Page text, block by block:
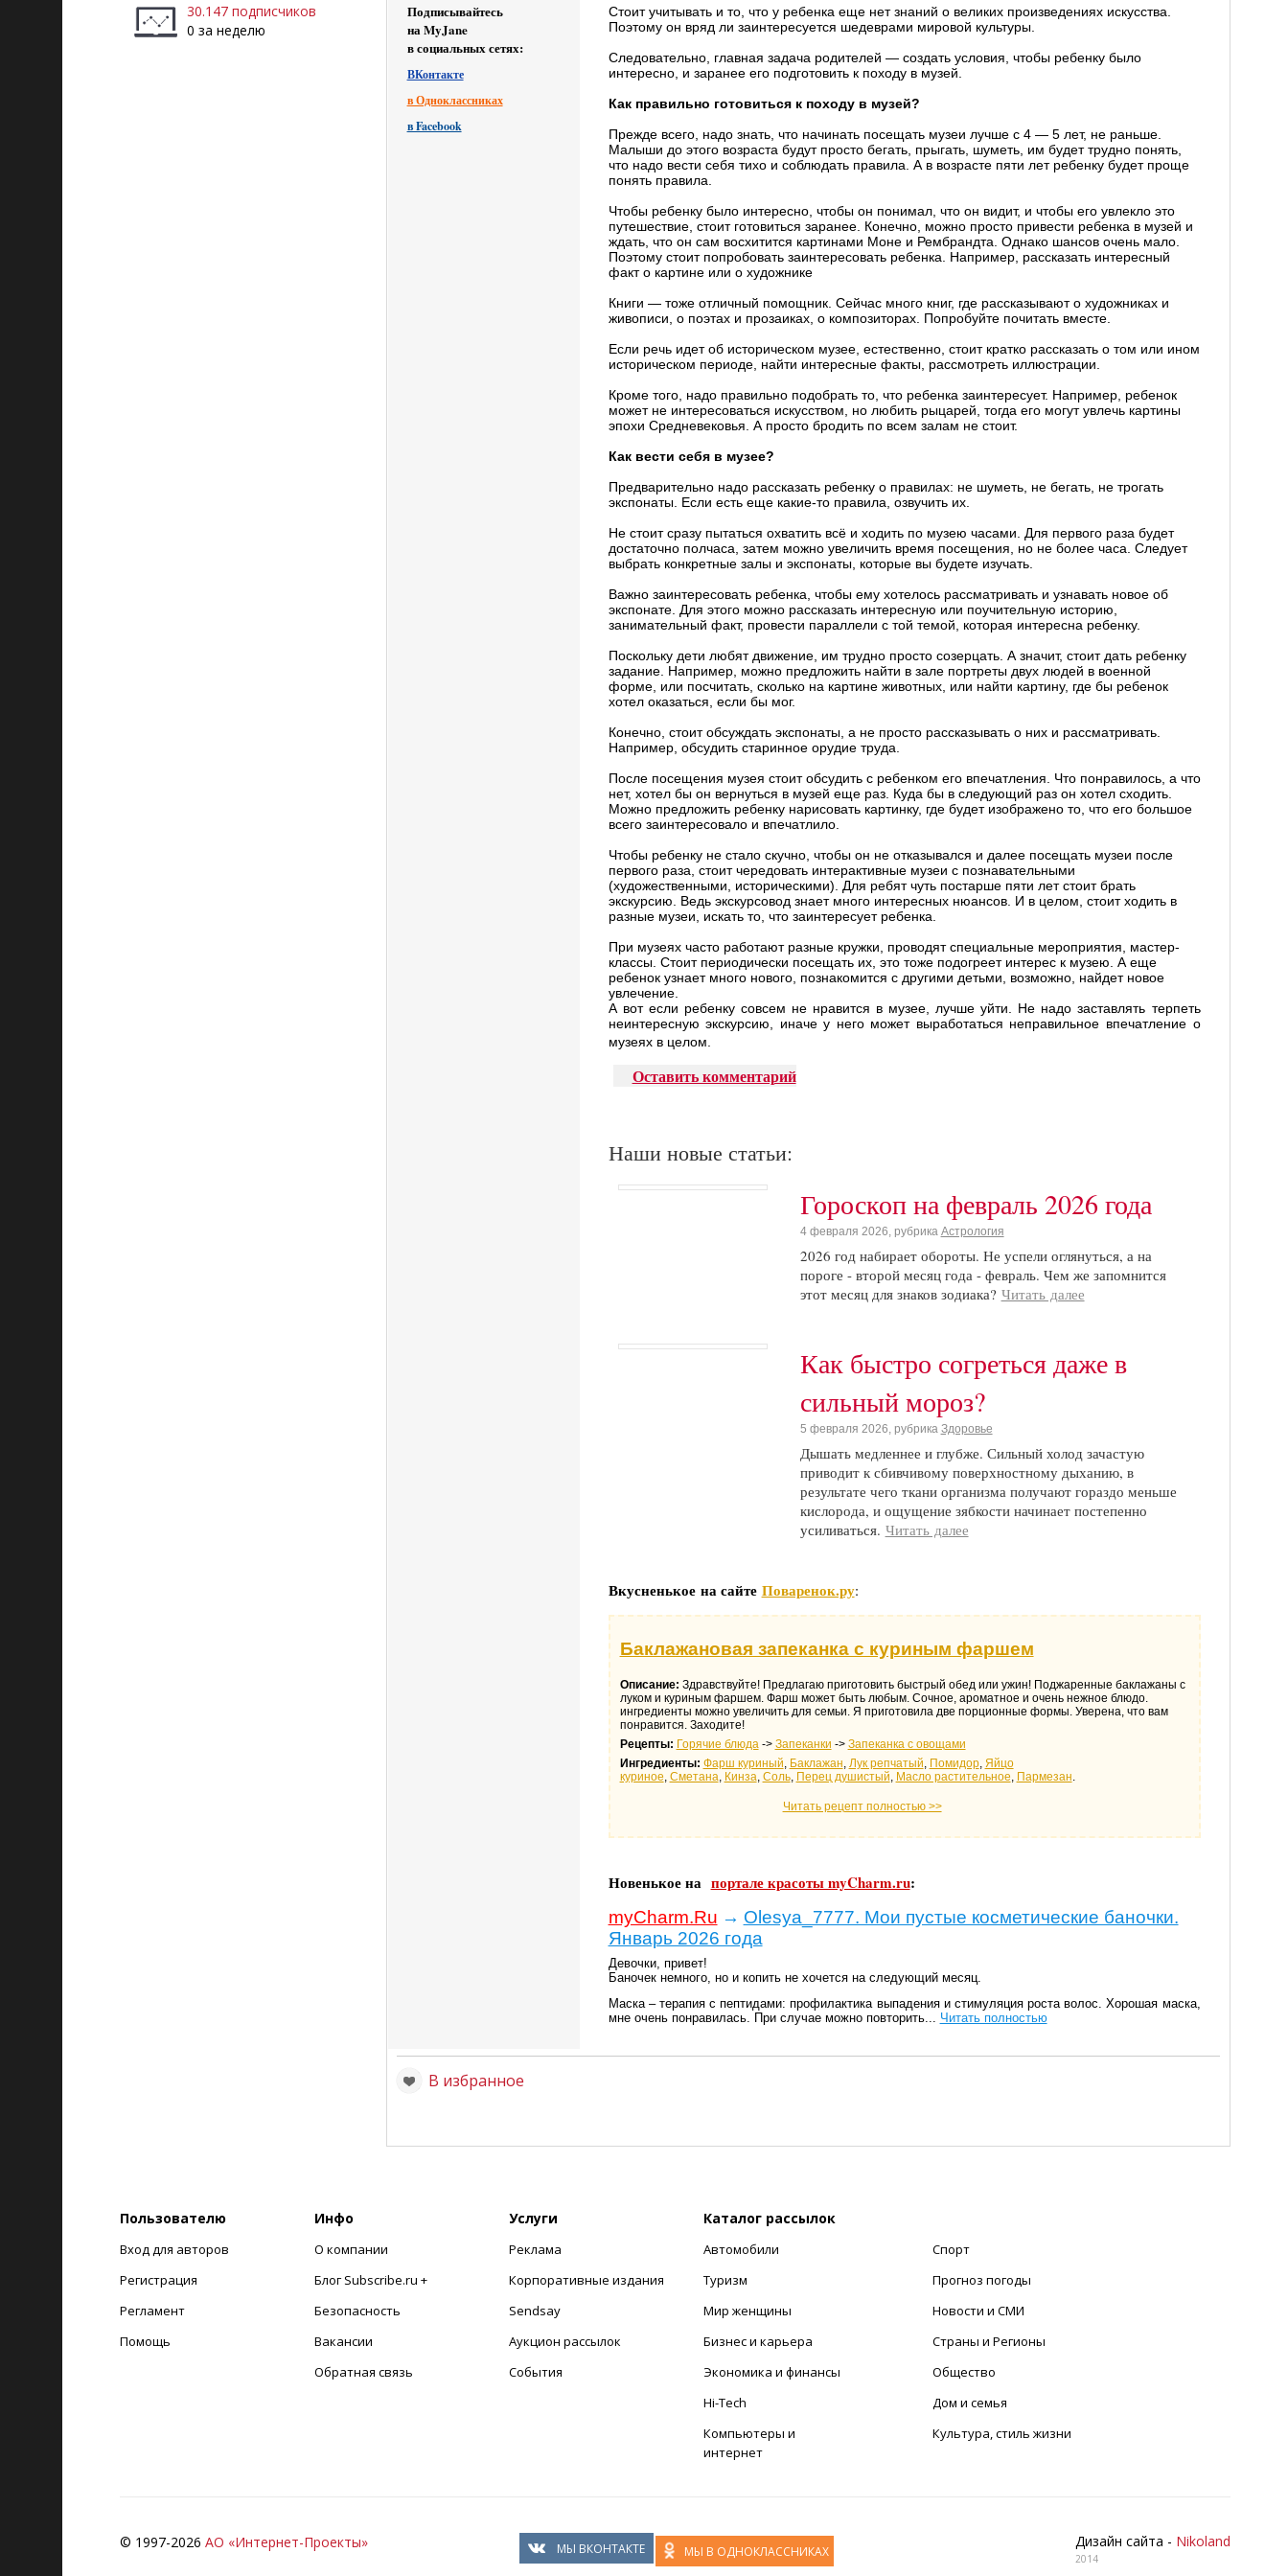
30.147 подписчиков
0 за неделю
Подписывайтесь
на MyJane
в социальных сетях:
ВКонтакте
в Одноклассниках
в Facebook
Стоит учитывать и то, что у ребенка еще нет знаний о великих произведениях искусства.
Поэтому он вряд ли заинтересуется шедеврами мировой культуры.
Следовательно, главная задача родителей — создать условия, чтобы ребенку было
интересно, и заранее его подготовить к походу в музей.
Как правильно готовиться к походу в музей?
Прежде всего, надо знать, что начинать посещать музеи лучше с 4 — 5 лет, не раньше.
Малыши до этого возраста будут просто бегать, прыгать, шуметь, им будет трудно понять,
что надо вести себя тихо и соблюдать правила. А в возрасте пяти лет ребенку будет проще
понять правила.
Чтобы ребенку было интересно, чтобы он понимал, что он видит, и чтобы его увлекло это
путешествие, стоит готовиться заранее. Конечно, можно просто привести ребенка в музей и
ждать, что он сам восхитится картинами Моне и Рембрандта. Однако шансов очень мало.
Поэтому стоит попробовать заинтересовать ребенка. Например, рассказать интересный
факт о картине или о художнике
Книги — тоже отличный помощник. Сейчас много книг, где рассказывают о художниках и
живописи, о поэтах и прозаиках, о композиторах. Попробуйте почитать вместе.
Если речь идет об историческом музее, естественно, стоит кратко рассказать о том или ином
историческом периоде, найти интересные факты, рассмотреть иллюстрации.
Кроме того, надо правильно подобрать то, что ребенка заинтересует. Например, ребенок
может не интересоваться искусством, но любить рыцарей, тогда его могут увлечь картины
эпохи Средневековья. А просто бродить по всем залам не стоит.
Как вести себя в музее?
Предварительно надо рассказать ребенку о правилах: не шуметь, не бегать, не трогать
экспонаты. Если есть еще какие-то правила, озвучить их.
Не стоит сразу пытаться охватить всё и ходить по музею часами. Для первого раза будет
достаточно полчаса, затем можно увеличить время посещения, но не более часа. Следует
выбрать конкретные залы и экспонаты, которые вы будете изучать.
Важно заинтересовать ребенка, чтобы ему хотелось рассматривать и узнавать новое об
экспонате. Для этого можно рассказать интересную или поучительную историю,
занимательный факт, провести параллели с той темой, которая интересна ребенку.
Поскольку дети любят движение, им трудно просто созерцать. А значит, стоит дать ребенку
задание. Например, можно предложить найти в зале портреты двух людей в военной
форме, или посчитать, сколько на картине животных, или найти картину, где бы ребенок
хотел оказаться, если бы мог.
Конечно, стоит обсуждать экспонаты, а не просто рассказывать о них и рассматривать.
Например, обсудить старинное орудие труда.
После посещения музея стоит обсудить с ребенком его впечатления. Что понравилось, а что
нет, хотел бы он вернуться в музей еще раз. Куда бы в следующий раз он хотел сходить.
Можно предложить ребенку нарисовать картинку, где будет изображено то, что его большое
всего заинтересовало и впечатлило.
Чтобы ребенку не стало скучно, чтобы он не отказывался и далее посещать музеи после
первого раза, стоит чередовать интерактивные музеи с познавательными
(художественными, историческими). Для ребят чуть постарше пяти лет стоит брать
экскурсию. Ведь экскурсовод знает много интересных нюансов. И в целом, стоит ходить в
разные музеи, искать то, что заинтересует ребенка.
При музеях часто работают разные кружки, проводят специальные мероприятия, мастер-
классы. Стоит периодически посещать их, это тоже подогреет интерес к музею. А еще
ребенок узнает много нового, познакомится с другими детьми, возможно, найдет новое
увлечение.
А вот если ребенку совсем не нравится в музее, лучше уйти. Не надо заставлять терпеть
неинтересную экскурсию, иначе у него может выработаться неправильное впечатление о
музеях в целом.
Оставить комментарий
Наши новые статьи:
Гороскоп на февраль 2026 года
4 февраля 2026, рубрика Астрология
2026 год набирает обороты. Не успели оглянуться, а на
пороге - второй месяц года - февраль. Чем же запомнится
этот месяц для знаков зодиака? Читать далее
Как быстро согреться даже в
сильный мороз?
5 февраля 2026, рубрика Здоровье
Дышать медленнее и глубже. Сильный холод зачастую
приводит к сбивчивому поверхностному дыханию, в
результате чего ткани организма получают гораздо меньше
кислорода, и ощущение зябкости начинает постепенно
усиливаться. Читать далее
Вкусненькое на сайте Поваренок.ру:
Баклажановая запеканка с куриным фаршем
Описание: Здравствуйте! Предлагаю приготовить быстрый обед или ужин! Поджаренные баклажаны с
луком и куриным фаршем. Фарш может быть любым. Сочное, ароматное и очень нежное блюдо.
ингредиенты можно увеличить для семьи. Я приготовила две порционные формы. Уверена, что вам
понравится. Заходите!
Рецепты: Горячие блюда -> Запеканки -> Запеканка с овощами
Ингредиенты: Фарш куриный, Баклажан, Лук репчатый, Помидор, Яйцо
куриное, Сметана, Кинза, Соль, Перец душистый, Масло растительное, Пармезан.
Читать рецепт полностью >>
Новенькое на портале красоты myCharm.ru:
myCharm.Ru → Olesya_7777. Мои пустые косметические баночки.
Январь 2026 года
Девочки, привет!
Баночек немного, но и копить не хочется на следующий месяц.
Маска – терапия с пептидами: профилактика выпадения и стимуляция роста волос. Хорошая маска,
мне очень понравилась. При случае можно повторить... Читать полностью
В избранное
Пользователю
Вход для авторов
Регистрация
Регламент
Помощь
Инфо
О компании
Блог Subscribe.ru +
Безопасность
Вакансии
Обратная связь
Услуги
Реклама
Корпоративные издания
Sendsay
Аукцион рассылок
События
Каталог рассылок
Автомобили
Туризм
Мир женщины
Бизнес и карьера
Экономика и финансы
Hi-Tech
Компьютеры и
интернет
Спорт
Прогноз погоды
Новости и СМИ
Страны и Регионы
Общество
Дом и семья
Культура, стиль жизни
© 1997-2026 АО «Интернет-Проекты» Дизайн сайта - Nikoland
2014
МЫ ВКОНТАКТЕ МЫ В ОДНОКЛАССНИКАХ